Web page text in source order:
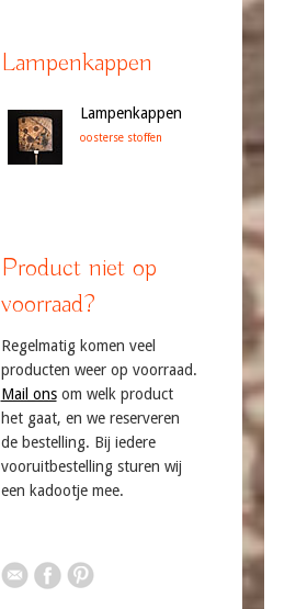
Lampenkappen
Lampenkappen
oosterse stoffen
Product niet op
voorraad?
Regelmatig komen veel
producten weer op voorraad.
Mail onsom welk product
het gaat, en we reserveren
de bestelling. Bij iedere
vooruitbestelling sturen wij
een kadootje mee.